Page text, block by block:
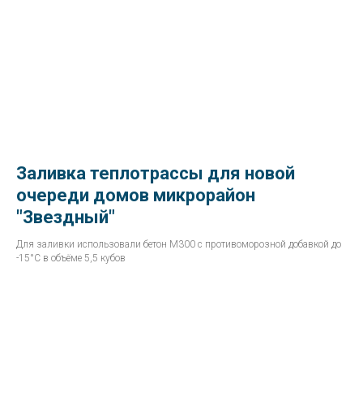
Заливка теплотрассы для новой
очереди домов микрорайон
"Звездный"
Для заливки использовали бетон М300 с противоморозной добавкой до
-15°С в объёме 5,5 кубов